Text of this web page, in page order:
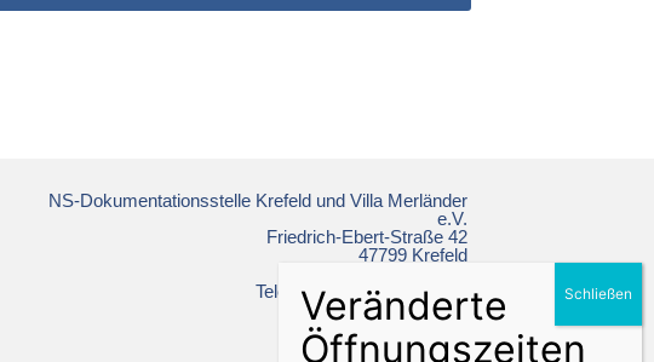
NS-Dokumentationsstelle Krefeld und Villa Merländer
e.V.
Friedrich-Ebert-Straße 42
47799 Krefeld
Telefon: +49 2151 86 19 64
ns-doku@krefeld.de